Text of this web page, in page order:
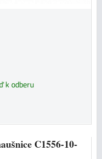
k odberu
C1556-10-